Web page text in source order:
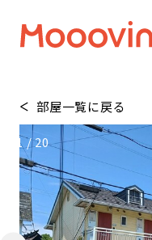
部屋一覧に戻る
1/20